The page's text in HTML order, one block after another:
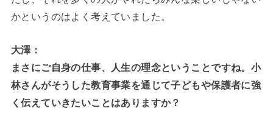
かというのはよく考えていました。
大澤：
まさにご自身の仕事、人生の理念ということですね。小
林さんがそうした教育事業を通じて子どもや保護者に強
く伝えていきたいことはありますか？